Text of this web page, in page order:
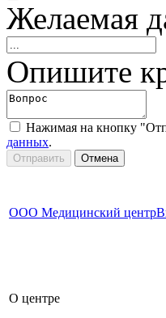
Желаемая
Опишите
Нажимая на кнопку
данных.
ООО Медицинский центр
О центре